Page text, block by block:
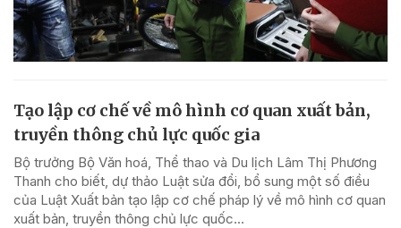
Tạo lập cơ chế về mô hình cơ quan xuất bản,
truyền thông chủ lực quốc gia
Bộ trưởng Bộ Văn hoá, Thể thao và Du lịch Lâm Thị Phương
Thanh cho biết, dự thảo Luật sửa đổi, bổ sung một số điều
của Luật Xuất bản tạo lập cơ chế pháp lý về mô hình cơ quan
xuất bản, truyền thông chủ lực quốc...